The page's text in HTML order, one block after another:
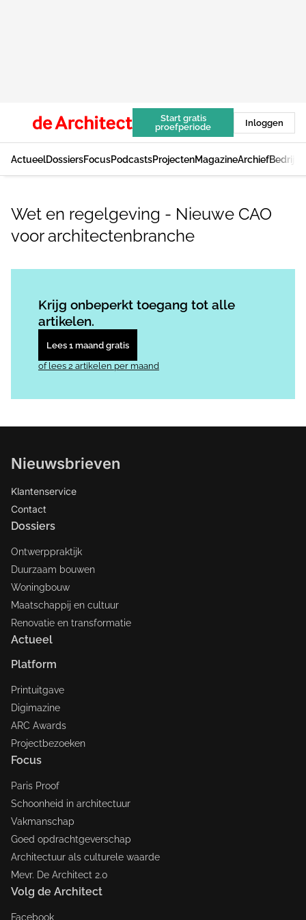
Start gratis
proefperiode
Inloggen
ActueelDossiersFocusPodcastsProjectenMagazineArchief
Wet en regelgeving - Nieuwe CAO
voor architectenbranche
Krijg onbeperkt toegang tot alle
artikelen.
Lees 1 maand gratis
of lees 2 artikelen per maand
Nieuwsbrieven
Klantenservice
Contact
Dossiers
Ontwerppraktijk
Duurzaam bouwen
Woningbouw
Maatschappij en cultuur
Renovatie en transformatie
Actueel
Platform
Printuitgave
Digimazine
ARC Awards
Projectbezoeken
Focus
Paris Proof
Schoonheid in architectuur
Vakmanschap
Goed opdrachtgeverschap
Architectuur als culturele waarde
Mevr. De Architect 2.0
Volg de Architect
Facebook